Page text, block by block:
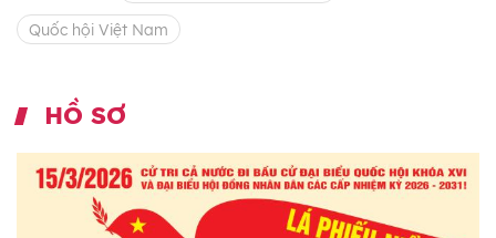
Quốc hội Việt Nam
HỒ SƠ